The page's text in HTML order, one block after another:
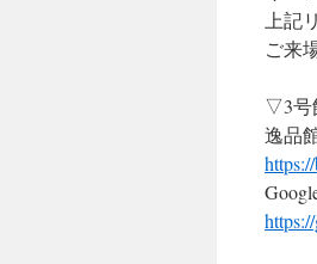
上記
ご来
▽3号
逸品